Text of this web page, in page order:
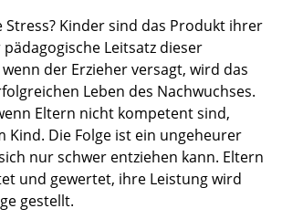
Stress? Kinder sind das Produkt ihrer
Leitsatz dieser
der Erzieher versagt, wird das
Leben des Nachwuchses.
Eltern nicht kompetent sind,
Kind. Die Folge ist ein ungeheurer
nur schwer entziehen kann. Eltern
und gewertet, ihre Leistung wird
gestellt.